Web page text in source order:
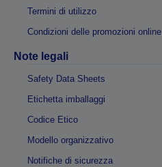
Termini di utilizzo
Condizioni delle promozioni online
Note legali
Safety Data Sheets
Etichetta imballaggi
Codice Etico
Modello organizzativo
Notifiche di sicurezza